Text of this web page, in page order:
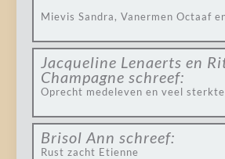
Mievis Sandra, Vanermen Octaaf
Jacqueline Lenaerts en
Champagne schreef:
Oprecht medeleven en veel sterkte
Brisol Ann schreef:
Rust zacht Etienne